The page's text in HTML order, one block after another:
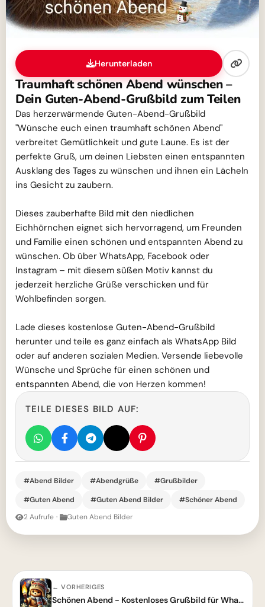
Herunterladen
Traumhaft schönen Abend wünschen –
Dein Guten-Abend-Grußbild zum Teilen
Das herzerwärmende Guten-Abend-Grußbild
"Wünsche euch einen traumhaft schönen Abend"
verbreitet Gemütlichkeit und gute Laune. Es ist der
perfekte Gruß, um deinen Liebsten einen entspannten
Ausklang des Tages zu wünschen und ihnen ein Lächeln
ins Gesicht zu zaubern.
Dieses zauberhafte Bild mit den niedlichen
Eichhörnchen eignet sich hervorragend, um Freunden
und Familie einen schönen und entspannten Abend zu
wünschen. Ob über WhatsApp, Facebook oder
Instagram – mit diesem süßen Motiv kannst du
jederzeit herzliche Grüße verschicken und für
Wohlbefinden sorgen.
Lade dieses kostenlose Guten-Abend-Grußbild
herunter und teile es ganz einfach als WhatsApp Bild
oder auf anderen sozialen Medien. Versende liebevolle
Wünsche und Sprüche für einen schönen und
entspannten Abend, die von Herzen kommen!
TEILE DIESES BILD AUF:
#Abend Bilder #Abendgrüße
#Grußbilder
#Guten Abend
#Guten Abend Bilder
#Schöner Abend
2 Aufrufe · Guten Abend Bilder
← VORHERIGES
Schönen Abend - Kostenloses Grußbild für WhatsApp